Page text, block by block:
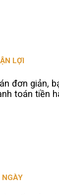
LỢI
đơn giản,
toán tiền